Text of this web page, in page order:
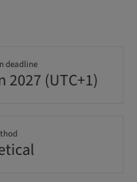
deadline
2027 (UTC+1)